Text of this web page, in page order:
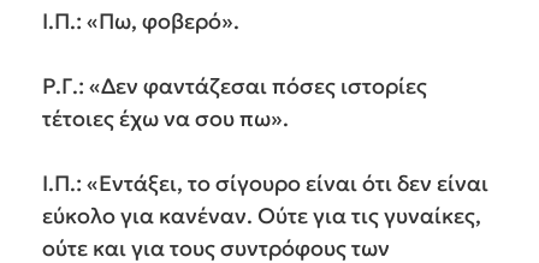
Ι.Π.: «Πω, φοβερό».
Ρ.Γ.: «Δεν φαντάζεσαι πόσες ιστορίες
τέτοιες έχω να σου πω».
Ι.Π.: «Εντάξει, το σίγουρο είναι ότι δεν είναι
εύκολο για κανέναν. Ούτε για τις γυναίκες,
ούτε και για τους συντρόφους των